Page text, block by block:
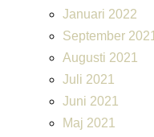
Januari 2022
September 2021
Augusti 2021
Juli 2021
Juni 2021
Maj 2021